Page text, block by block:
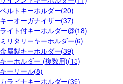
ベルトキーホルダー(20)
キーオーガナイザー(37)
ライト付キーホルダー@(18)
ミリタリーキーホルダー(6)
金属製キーホルダー(39)
キーホルダー (複数用)(13)
キーリール(8)
カラビナキーホルダー(39)